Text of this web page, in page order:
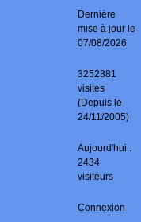
Dernière
mise à jour le
07/08/2026
3252381
visites
(Depuis le
24/11/2005)
Aujourd'hui :
2434
visiteurs
Connexion